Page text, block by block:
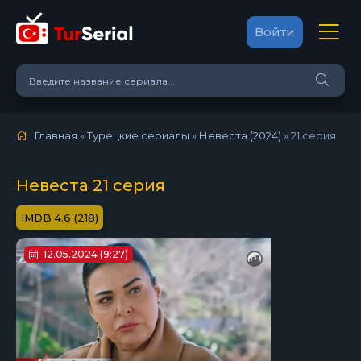
Войти
Главная »Турецкие сериалы » Невеста (2024) »21 серия
Невеста 21 серия
4.6 (218)
12.05.2024 (9:27)